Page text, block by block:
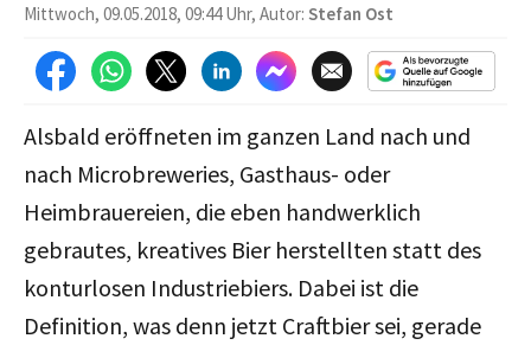
Mittwoch, 09.05.2018, 09:44 Uhr, Autor: Stefan Ost
Alsbald eröffneten im ganzen Land nach und
nach Microbreweries, Gasthaus- oder
Heimbrauereien, die eben handwerklich
gebrautes, kreatives Bier herstellten statt des
konturlosen Industriebiers. Dabei ist die
Definition, was denn jetzt Craftbier sei, gerade